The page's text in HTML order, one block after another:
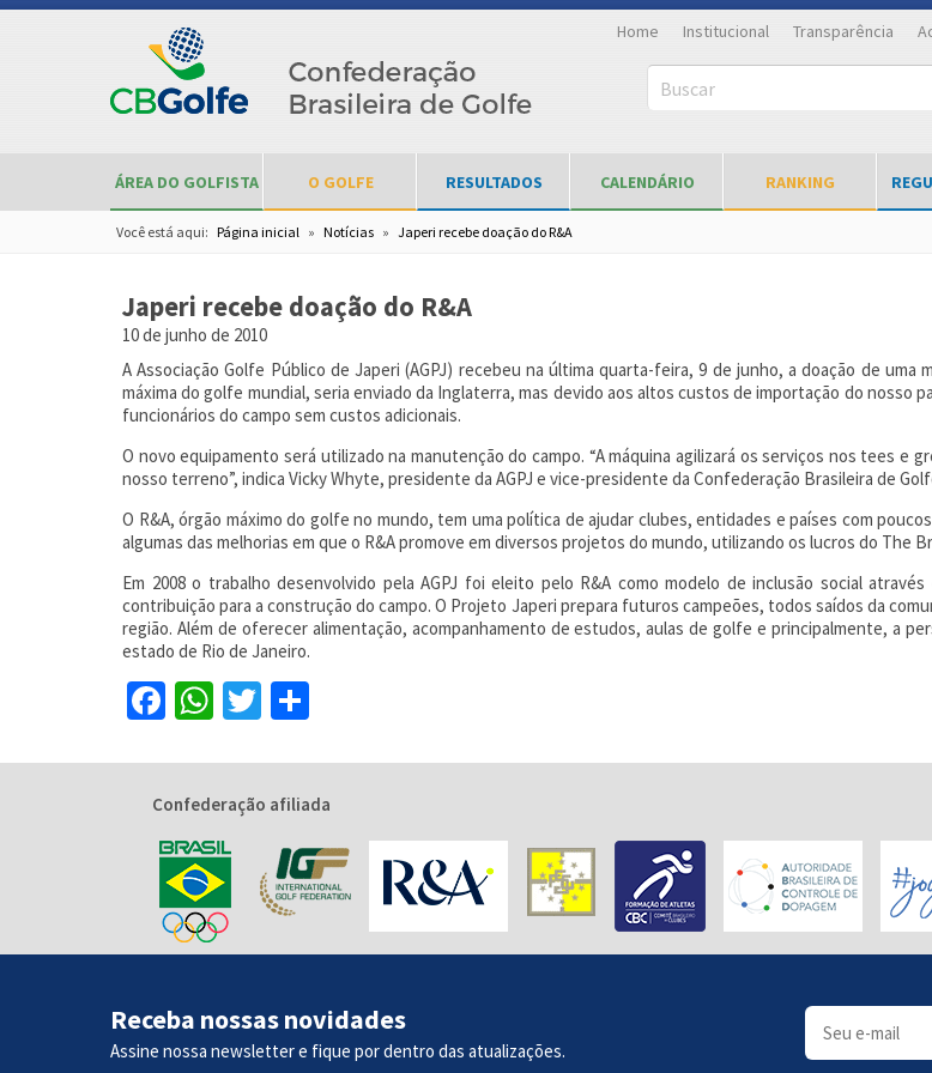
Home Institucional Transparência
Buscar
ÁREA DO GOLFISTA O GOLFE RESULTADOS CALENDÁRIO RANKING
Você está aqui: Página inicial » Notícias » Japeri recebe doação do R&A
Japeri recebe doação do R&A
10 de junho de 2010
A Associação Golfe Público de Japeri (AGPJ) recebeu na última quarta-feira, 9 de junho, a doação de uma
máxima do golfe mundial, seria enviado da Inglaterra, mas devido aos altos custos de importação do
funcionários do campo sem custos adicionais.
O novo equipamento será utilizado na manutenção do campo. “A máquina agilizará os serviços nos tees e
nosso terreno”, indica Vicky Whyte, presidente da AGPJ e vice-presidente da Confederação Brasileira de
O R&A, órgão máximo do golfe no mundo, tem uma política de ajudar clubes, entidades e países com
algumas das melhorias em que o R&A promove em diversos projetos do mundo, utilizando os lucros do The
Em 2008 o trabalho desenvolvido pela AGPJ foi eleito pelo R&A como modelo de inclusão social
contribuição para a construção do campo. O Projeto Japeri prepara futuros campeões, todos saídos da
região. Além de oferecer alimentação, acompanhamento de estudos, aulas de golfe e principalmente, a
estado de Rio de Janeiro.
Facebook
WhatsApp
Twitter
Confederação afiliada
Receba nossas novidades
Assine nossa newsletter e fique por dentro das atualizações.